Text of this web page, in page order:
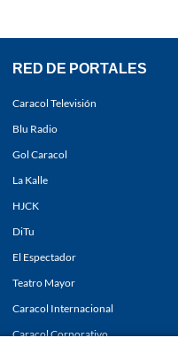
RED DE PORTALES
Caracol Televisión
Blu Radio
Gol Caracol
La Kalle
HJCK
DiTu
El Espectador
Teatro Mayor
Caracol Internacional
Caracol Corporativo